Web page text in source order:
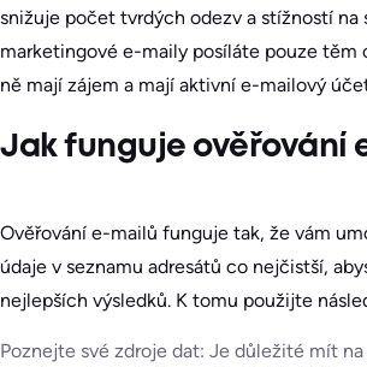
snižuje počet tvrdých odezv a stížností na
marketingové e-maily posíláte pouze těm
ně mají zájem a mají aktivní e-mailový
Jak funguje ověřování
Ověřování e-mailů funguje tak, že vám
údaje v seznamu adresátů co nejčistší,
nejlepších výsledků. K tomu použijte
Poznejte své zdroje dat: Je důležité mít